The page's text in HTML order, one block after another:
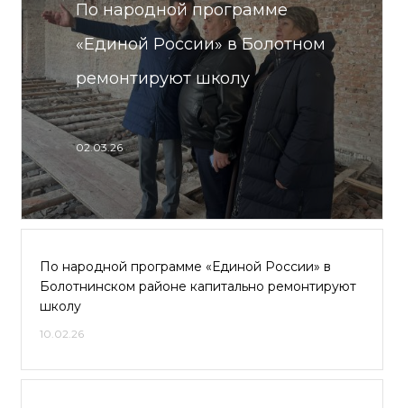
По народной программе
«Единой России» в Болотном
ремонтируют школу
02.03.26
По народной программе «Единой России» в
Болотнинском районе капитально ремонтируют
школу
10.02.26